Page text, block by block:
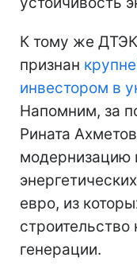
К тому же
признан
инвестором в
Напомним, за
Рината
модернизацию
евро, из
строительство
генерации.